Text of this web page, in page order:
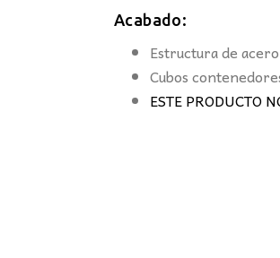
Acabado:
Estructura de
Cubos
ESTE PRODUCTO